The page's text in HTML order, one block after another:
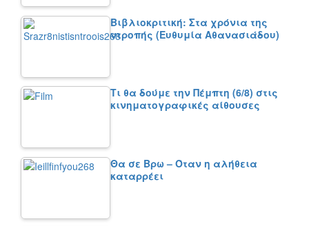
Βιβλιοκριτική: Στα χρόνια της
ντροπής (Ευθυμία Αθανασιάδου)
Τι θα δούμε την Πέμπτη (6/8) στις
κινηματογραφικές αίθουσες
Θα σε Βρω – Όταν η αλήθεια
καταρρέει